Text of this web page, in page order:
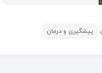
پیشگیری و درمان